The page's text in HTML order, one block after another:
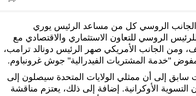
الروسي كل من مساعد الرئيس يوري
الروسي للتعاون الاستثماري والاقتصادي مع
ومن الجانب الأمريكي صهر الرئيس دونالد ترامب،
"خدمة المشتريات الفيدرالية" جوش غرونباوم.
إلى أن ممثلي الولايات المتحدة سيصلون إلى
الأوكرانية. إضافة إلى ذلك، يعتزم مناقشة